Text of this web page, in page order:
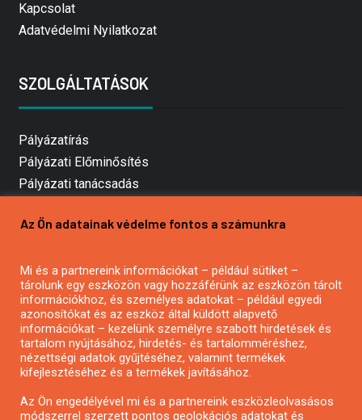
Kapcsolat
Adatvédelmi Nyilatkozat
SZOLGÁLTATÁSOK
Pályázatírás
Pályázati Előminősítés
Pályázati tanácsadás
Mezőgazdasági pályázatírás
Pályázatírás civil szervezeteknek
Pályázatírás önkormányzatoknak
Pályázatfigyelés
Specifikus pályázatfigyelés vagy hírlevél
Az Ön adatainak védelme fontos a számunkra
Mi és a partnereink információkat – például sütiket –
tárolunk egy eszközön vagy hozzáférünk az eszközön tárolt
információkhoz, és személyes adatokat – például egyedi
azonosítókat és az eszköz által küldött alapvető
információkat – kezelünk személyre szabott hirdetések és
tartalom nyújtásához, hirdetés- és tartalomméréshez,
nézettségi adatok gyűjtéséhez, valamint termékek
kifejlesztéséhez és a termékek javításához.
Az Ön engedélyével mi és a partnereink eszközleolvasásos
módszerrel szerzett pontos geolokációs adatokat és